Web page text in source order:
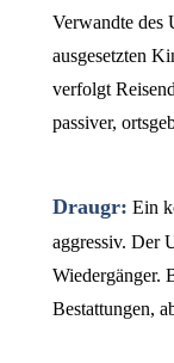
Verwandte des
ausgesetzten
verfolgt
passiver,
Draugr: Ein
aggressiv. Der
Wiedergänger.
Bestattungen,